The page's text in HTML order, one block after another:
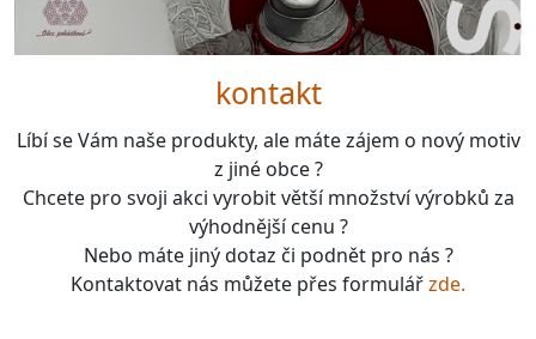
kontakt
Líbí se Vám naše produkty, ale máte zájem o nový motiv
z jiné obce ?
Chcete pro svoji akci vyrobit větší množství výrobků za
výhodnější cenu ?
Nebo máte jiný dotaz či podnět pro nás ?
Kontaktovat nás můžete přes formulářzde.